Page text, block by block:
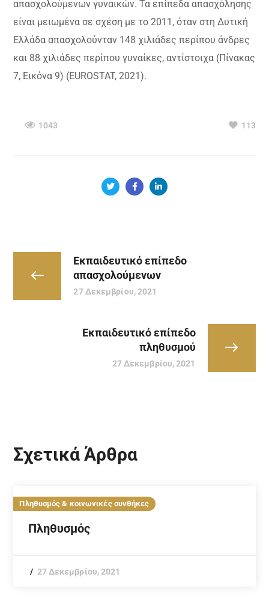
απασχολούμενων γυναικών. Τα επίπεδα απασχόλησης
είναι μειωμένα σε σχέση με το 2011, όταν στη Δυτική
Ελλάδα απασχολούνταν 148 χιλιάδες περίπου άνδρες
και 88 χιλιάδες περίπου γυναίκες, αντίστοιχα (Πίνακας
7, Εικόνα 9) (EUROSTAT, 2021).
1043 113
Εκπαιδευτικό επίπεδο
απασχολούμενων
27 Δεκεμβρίου, 2021
Εκπαιδευτικό επίπεδο
πληθυσμού
27 Δεκεμβρίου, 2021
Σχετικά Άρθρα
Πληθυσμός & κοινωνικές συνθήκες
Πληθυσμός
27 Δεκεμβρίου, 2021